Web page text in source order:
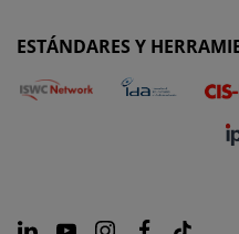
ESTÁNDARES Y